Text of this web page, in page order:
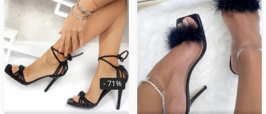
- 71%